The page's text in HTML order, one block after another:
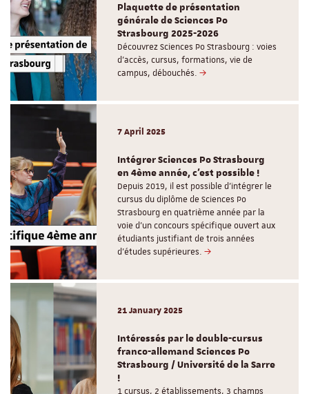
Plaquette de présentation
générale de Sciences Po
Strasbourg 2025-2026
Découvrez Sciences Po Strasbourg : voies
d'accès, cursus, formations, vie de
campus, débouchés.
7 April 2025
Intégrer Sciences Po Strasbourg
en 4ème année, c'est possible !
Depuis 2019, il est possible d’intégrer le
cursus du diplôme de Sciences Po
Strasbourg en quatrième année par la
voie d’un concours spécifique ouvert aux
étudiants justifiant de trois années
d’études supérieures.
21 January 2025
Intéressés par le double-cursus
franco-allemand Sciences Po
Strasbourg / Université de la Sarre
!
1 cursus, 2 établissements, 3 champs